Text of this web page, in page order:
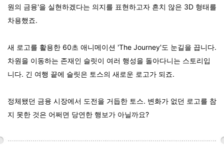
원의 금융'을 실현하겠다는 의지를 표현하고자 흔치 않은 3D 형태를
차용했죠.
새 로고를 활용한 60초 애니메이션 'The Journey'도 눈길을 끕니다.
차원을 이동하는 존재인 슬릿이 여러 행성을 돌아다니는 스토리입
니다. 긴 여행 끝에 슬릿은 토스의 새로운 로고가 되죠.
정체됐던 금융 시장에서 도전을 거듭한 토스. 변화가 없던 로고를 참
지 못한 것은 어쩌면 당연한 행보가 아닐까요?